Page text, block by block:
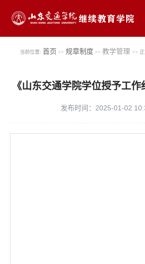
当前位置: 首页 >> 规章制度 >> 教学管理 >>
《山东交通学院学位授予工作
发布时间：2025-01-02